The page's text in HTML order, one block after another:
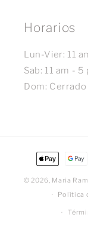
Horarios
Lun-Vier: 11
Sab: 11 am - 5
Dom: Cerrado
Formas
de
pago
© 2026, Maria
Política